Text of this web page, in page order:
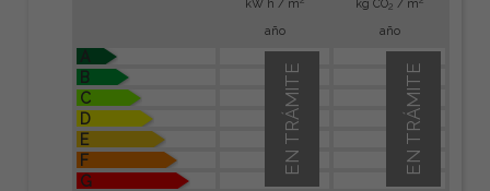
kW h / m
año
kg CO2 / m
año
A
B
C
D
E
F
G
EN TRÁMITE
EN TRÁMITE